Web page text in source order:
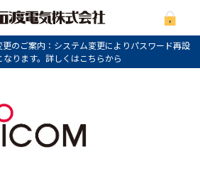
更のご案内：システム変更によりパスワード再設
なります。詳しくはこちらから